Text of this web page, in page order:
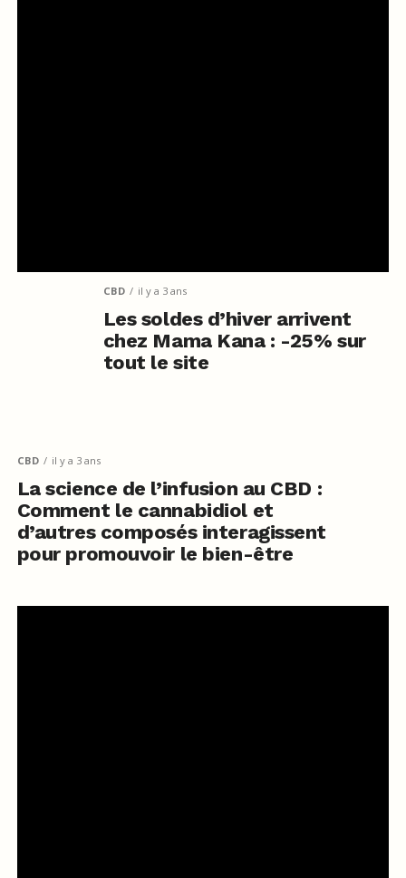
CBD il y a 3 ans
Les soldes d’hiver arrivent
chez Mama Kana : -25% sur
tout le site
CBD il y a 3 ans
La science de l’infusion au CBD :
Comment le cannabidiol et
d’autres composés interagissent
pour promouvoir le bien-être